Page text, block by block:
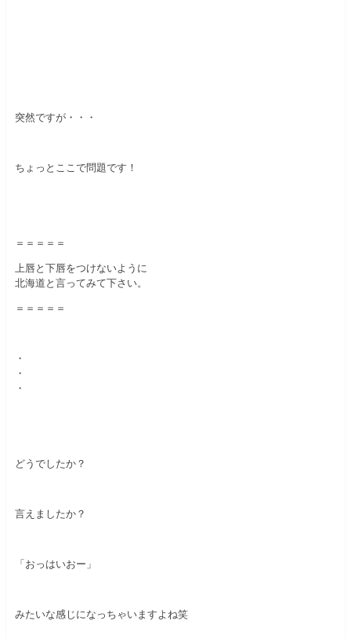
突然ですが・・・
ちょっとここで問題です！
＝＝＝＝＝
上唇と下唇をつけないように
北海道と言ってみて下さい。
＝＝＝＝＝
・
・
・
どうでしたか？
言えましたか？
「おっはいおー」
みたいな感じになっちゃいますよね笑